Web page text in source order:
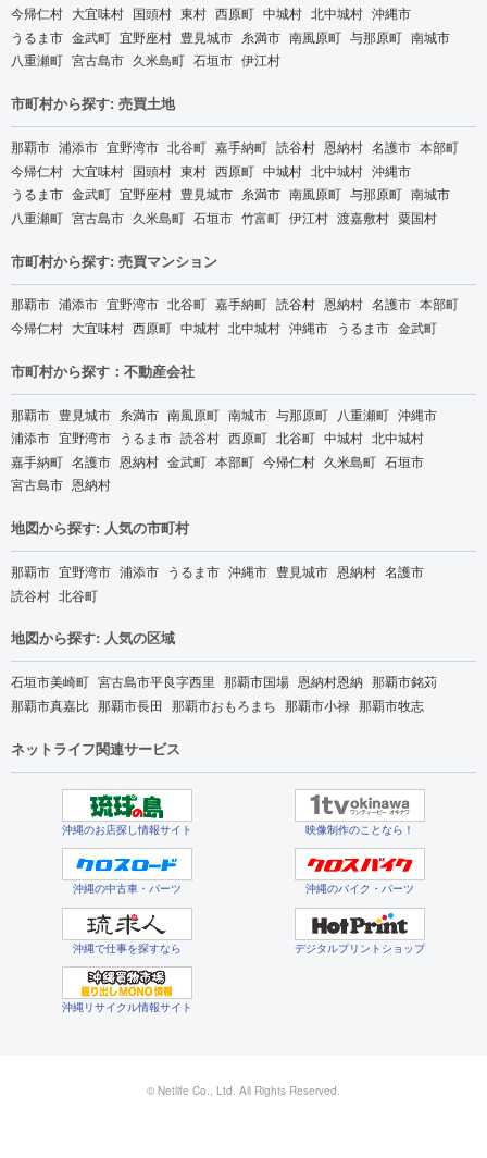
今帰仁村 大宜味村 国頭村 東村 西原町 中城村 北中城村 沖縄市
うるま市 金武町 宜野座村 豊見城市 糸満市 南風原町 与那原町 南城市
八重瀬町 宮古島市 久米島町 石垣市 伊江村
市町村から探す: 売買土地
那覇市 浦添市 宜野湾市 北谷町 嘉手納町 読谷村 恩納村 名護市 本部町
今帰仁村 大宜味村 国頭村 東村 西原町 中城村 北中城村 沖縄市
うるま市 金武町 宜野座村 豊見城市 糸満市 南風原町 与那原町 南城市
八重瀬町 宮古島市 久米島町 石垣市 竹富町 伊江村 渡嘉敷村 粟国村
市町村から探す: 売買マンション
那覇市 浦添市 宜野湾市 北谷町 嘉手納町 読谷村 恩納村 名護市 本部町
今帰仁村 大宜味村 西原町 中城村 北中城村 沖縄市 うるま市 金武町
市町村から探す：不動産会社
那覇市 豊見城市 糸満市 南風原町 南城市 与那原町 八重瀬町 沖縄市
浦添市 宜野湾市 うるま市 読谷村 西原町 北谷町 中城村 北中城村
嘉手納町 名護市 恩納村 金武町 本部町 今帰仁村 久米島町 石垣市
宮古島市 恩納村
地図から探す: 人気の市町村
那覇市 宜野湾市 浦添市 うるま市 沖縄市 豊見城市 恩納村 名護市
読谷村 北谷町
地図から探す: 人気の区域
石垣市美崎町 宮古島市平良字西里 那覇市国場 恩納村恩納 那覇市銘苅
那覇市真嘉比 那覇市長田 那覇市おもろまち 那覇市小禄 那覇市牧志
ネットライフ関連サービス
沖縄のお店探し情報サイト 映像制作のことなら！
沖縄の中古車・パーツ 沖縄のバイク・パーツ
沖縄で仕事を探すなら デジタルプリントショップ
沖縄リサイクル情報サイト
© Netlife Co., Ltd. All Rights Reserved.